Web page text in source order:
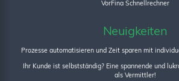
VorFina Schnellrechner
Neuigkeiten
Prozesse automatisieren und Zeit sparen mit
Ihr Kunde ist selbstständig? Eine spannende und
als Vermittler!